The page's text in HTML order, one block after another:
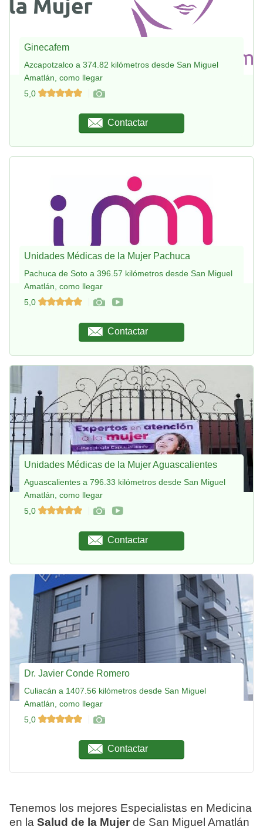
Ginecafem
Azcapotzalco a 374.82 kilómetros desde San Miguel
Amatlán, como llegar
5,0
Contactar
Unidades Médicas de la Mujer Pachuca
Pachuca de Soto a 396.57 kilómetros desde San Miguel
Amatlán, como llegar
5,0
Contactar
Unidades Médicas de la Mujer Aguascalientes
Aguascalientes a 796.33 kilómetros desde San Miguel
Amatlán, como llegar
5,0
Contactar
Dr. Javier Conde Romero
Culiacán a 1407.56 kilómetros desde San Miguel
Amatlán, como llegar
5,0
Contactar
Tenemos los mejores Especialistas en Medicina
en la Salud de la Mujer de San Miguel Amatlán